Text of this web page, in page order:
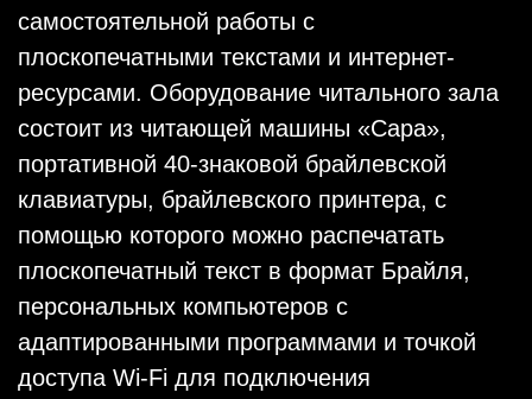
самостоятельной работы с
плоскопечатными текстами и интернет-
ресурсами. Оборудование читального зала
состоит из читающей машины «Сара»,
портативной 40-знаковой брайлевской
клавиатуры, брайлевского принтера, с
помощью которого можно распечатать
плоскопечатный текст в формат Брайля,
персональных компьютеров с
адаптированными программами и точкой
доступа Wi-Fi для подключения